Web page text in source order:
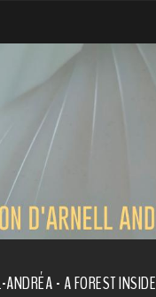
ANDRÉA - A FOREST INSIDE